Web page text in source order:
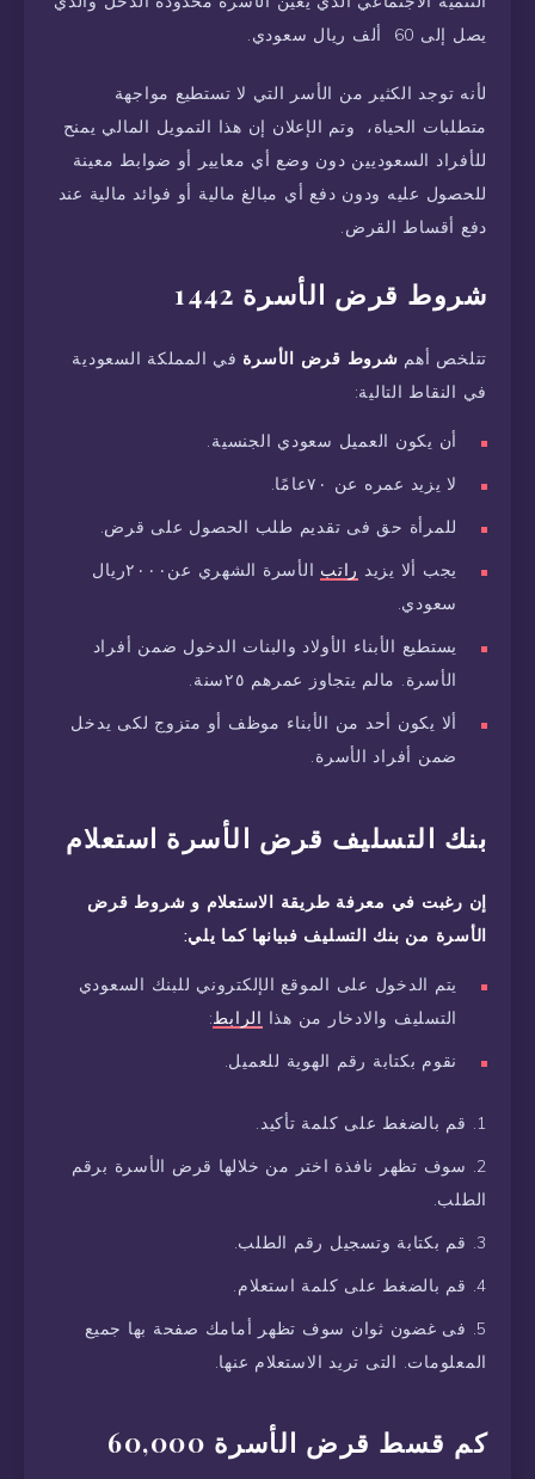
يصل إلى 60 ألف ريال سعودي.
لأنه توجد الكثير من الأسر التي لا تستطيع مواجهة
متطلبات الحياة، وتم الإعلان إن هذا التمويل المالي يمنح
للأفراد السعوديين دون وضع أي معايير أو ضوابط معينة
للحصول عليه ودون دفع أي مبالغ مالية أو فوائد مالية عند
دفع أقساط القرض.
شروط قرض الأسرة 1442
تتلخص أهم شروط قرض الأسرة في المملكة السعودية
في النقاط التالية:
أن يكون العميل سعودي الجنسية.
لا يزيد عمره عن ٧٠عامًا.
للمرأة حق فى تقديم طلب الحصول على قرض.
يجب ألا يزيد راتب
الأسرة الشهري عن٢٠٠٠ريال
سعودي.
يستطيع الأبناء الأولاد والبنات الدخول ضمن أفراد
الأسرة. مالم يتجاوز عمرهم ٢٥سنة.
ألا يكون أحد من الأبناء موظف أو متزوج لكى يدخل
ضمن أفراد الأسرة.
بنك التسليف قرض الأسرة استعلام
إن رغبت في معرفة طريقة الاستعلام و شروط قرض
الأسرة من بنك التسليف فبيانها كما يلي:
يتم الدخول على الموقع الإلكتروني للبنك السعودي
التسليف والادخار من هذا الرابط:
نقوم بكتابة رقم الهوية للعميل.
قم بالضغط على كلمة تأكيد.
سوف تظهر نافذة اختر من خلالها قرض الأسرة برقم
الطلب.
قم بكتابة وتسجيل رقم الطلب.
قم بالضغط على كلمة استعلام.
فى غضون ثوان سوف تظهر أمامك صفحة بها جميع
المعلومات. التى تريد الاستعلام عنها.
كم قسط قرض الأسرة 60,000